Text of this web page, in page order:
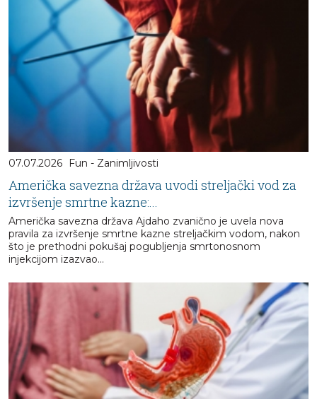
07.07.2026 Fun - Zanimljivosti
Američka savezna država uvodi streljački vod za
izvršenje smrtne kazne:...
Američka savezna država Ajdaho zvanično je uvela nova
pravila za izvršenje smrtne kazne streljačkim vodom, nakon
što je prethodni pokušaj pogubljenja smrtonosnom
injekcijom izazvao...